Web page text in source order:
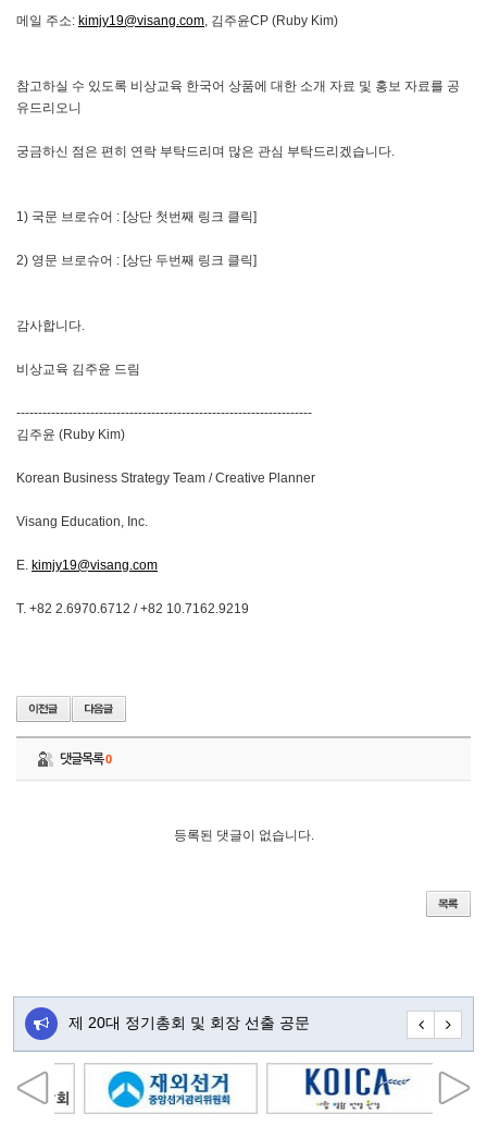
메일 주소: kimjy19@visang.com, 김주윤CP (Ruby Kim)
참고하실 수 있도록 비상교육 한국어 상품에 대한 소개 자료 및 홍보 자료를 공
유드리오니
궁금하신 점은 편히 연락 부탁드리며 많은 관심 부탁드리겠습니다.
1) 국문 브로슈어 : [상단 첫번째 링크 클릭]
2) 영문 브로슈어 : [상단 두번째 링크 클릭]
감사합니다.
비상교육 김주윤 드림
--------------------------------------------------------------------
김주윤 (Ruby Kim)
Korean Business Strategy Team / Creative Planner
Visang Education, Inc.
E. kimjy19@visang.com
T. +82 2.6970.6712 / +82 10.7162.9219
댓글목록0
등록된 댓글이 없습니다.
제 20대 정기총회 및 회장 선출 공문 초대합니